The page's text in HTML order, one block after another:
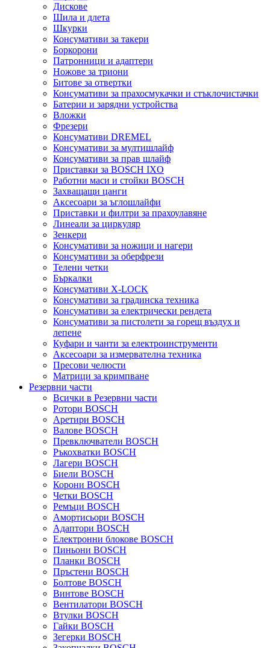
Дискове
Шила и длета
Шкурки
Консумативи за такери
Боркорони
Патронници и адаптери
Ножове за триони
Битове за отвертки
Консумативи за прахосмукачки и стъклочистачки
Батерии и зарядни устройства
Вложки
Фрезери
Консумативи DREMEL
Консумативи за мултишлайф
Консумативи за прав шлайф
Приставки за BOSCH IXO
Работни маси и стойки BOSCH
Захващащи цанги
Аксесоари за ъглошлайфи
Приставки и филтри за прахоулавяне
Линеали за циркуляр
Зенкери
Консумативи за ножици и нагери
Консумативи за оберфрези
Телени четки
Бъркалки
Консумативи X-LOCK
Консумативи за градинска техника
Консумативи за електрически рендета
Консумативи за пистолети за горещ въздух и
лепене
Куфари и чанти за електроинструменти
Аксесоари за измервателна техника
Пресови челюсти
Матрици за кримпване
Резервни части
Всички в Резервни части
Ротори BOSCH
Аретири BOSCH
Валове BOSCH
Превключватели BOSCH
Ръкохватки BOSCH
Лагери BOSCH
Биели BOSCH
Корони BOSCH
Четки BOSCH
Ремъци BOSCH
Амортисьори BOSCH
Адаптори BOSCH
Електронни блокове BOSCH
Пиньони BOSCH
Планки BOSCH
Пръстени BOSCH
Болтове BOSCH
Винтове BOSCH
Вентилатори BOSCH
Втулки BOSCH
Гайки BOSCH
Зегерки BOSCH